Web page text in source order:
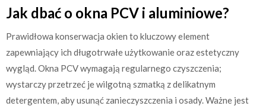
Jak dbać o okna PCV i aluminiowe?
Prawidłowa konserwacja okien to kluczowy element
zapewniający ich długotrwałe użytkowanie oraz estetyczny
wygląd. Okna PCV wymagają regularnego czyszczenia;
wystarczy przetrzeć je wilgotną szmatką z delikatnym
detergentem, aby usunąć zanieczyszczenia i osady. Ważne jest